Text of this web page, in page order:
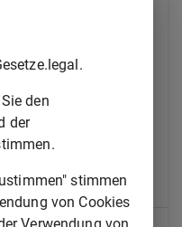
den
der
stimmen
von Cookies
Verwendung von